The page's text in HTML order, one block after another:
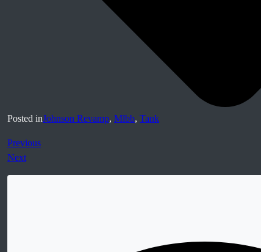
Posted inJohnson Revamp, Mlbb, Tank
Previous
Next